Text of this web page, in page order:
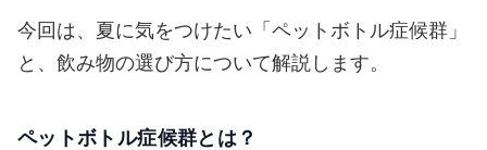
今回は、夏に気をつけたい「ペットボトル症候群」
と、飲み物の選び方について解説します。
ペットボトル症候群とは？